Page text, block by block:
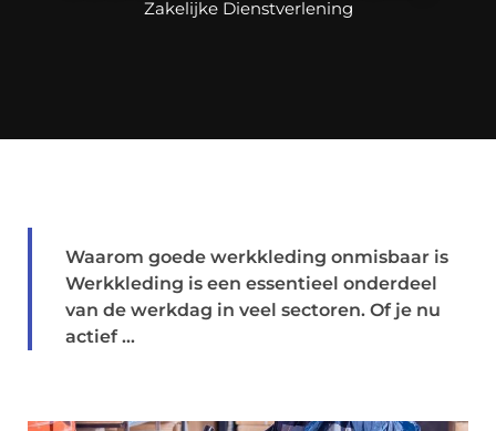
Zakelijke Dienstverlening
Waarom goede werkkleding onmisbaar is
Werkkleding is een essentieel onderdeel
van de werkdag in veel sectoren. Of je nu
actief ...